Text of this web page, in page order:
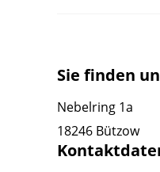
Sie finden
Nebelring 1a
18246 Bützow